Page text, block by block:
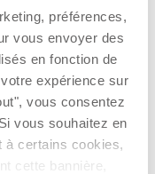
préférences,
vous envoyer des
en fonction de
expérience sur
vous consentez
vous souhaitez en
à certains cookies,
cette bannière,
de